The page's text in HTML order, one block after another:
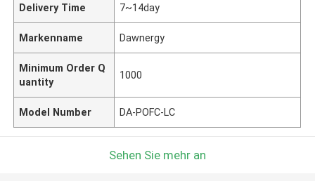
Delivery Time 7~14day
Markenname Dawnergy
Minimum Order Q
uantity
1000
Model Number DA-POFC-LC
Sehen Sie mehr an